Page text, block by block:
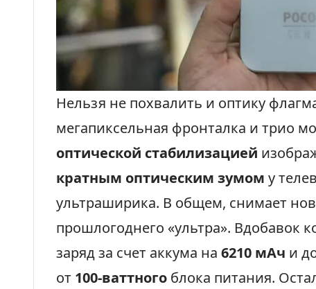
Нельзя не похвалить и оптику
мегапиксельная фронталка и трио
оптической стабилизацией
кратным оптическим зумом у
ультраширика. В общем, снимает
прошлогоднего «ультра». Вдобавок
заряд за счет аккума на 6210 мАч и
от 100-ваттного блока питания.